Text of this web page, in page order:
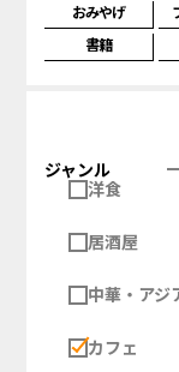
おみやげ
書籍
ジャンル
洋食
居酒屋
中華・アジ
カフェ